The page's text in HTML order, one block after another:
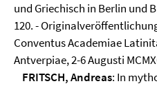
und Griechisch in Berlin und
120. -
Conventus Academiae
Antverpiae, 2-6 Augusti
FRITSCH, Andreas: In